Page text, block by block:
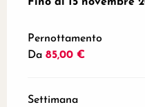
Dal1 marzo 2026al
Fino al 15 novembre
Pernottamento
Da 85,00 €
Settimana